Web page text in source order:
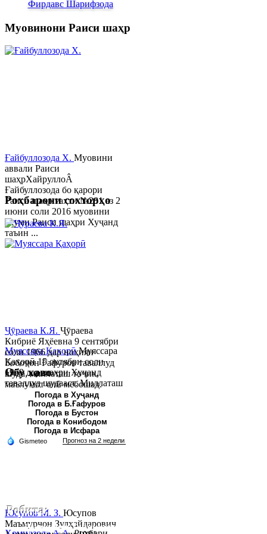
Фирдавс Шарифзода
Муовинони Раиси шаҳр
Ғайбуллозода Х. Муовини
аввали Раиси
шаҳрХайруллоÂ
Ғайбуллозода бо қарори
Раиси шаҳр таҳти №281 аз 2
июни соли 2016 муовини
якуми Раиси шаҳри Хуҷанд
таъин ...
Муяссара ҚаҳорӣМуяссара
Қаҳорӣ 15 октябри соли
1979 дар шаҳри Хуҷанд
таваллуд шудааст. Миллаташ
тоҷик. Маълумот олӣ. Соли
2002 Донишгоҳи давлатии
Хуҷанд ба...
Роҳбарони сохторҳо
Ҷӯраева К.Я. Ҷӯраева
Кибриё Яҳёевна 9 сентябри
соли 1966 дар ноҳияи
Бобоҷон Ғафуров таваллуд
шуда, миллаташ тоҷик,
маълумот олӣ мебошад.
Соли 1997 Донишг...
Юсупов М. З. Юсупов
Маъмурҷон Зулҳайдарович
Обу хаво
Погода в Хуҷанд
Погода в Б.Ғафуров
Погода в Бустон
Погода в Конибодом
Погода в Исфара
Робита:
Ҷумҳурии Тоҷикистон, вилояти Суғд,